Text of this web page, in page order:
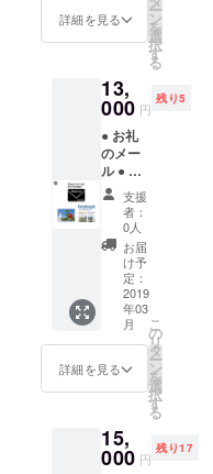
真を3枚
プレゼ
ント
詳細を見る ー
ン
を
選
択
す
る
13,
000 円
残り5
● お礼
のメー
ル ● ハ
イビス
カスの
写真集
（32
ペー
ジ）
Facebo
okコン
サル
（通話
で約1時
間）
支援
者：
0人
お届
け予
定：
2019
年03
月
詳細を見る
こ
の
リ
タ
ー
ン
を
選
択
す
る
15,
000 円
残り17